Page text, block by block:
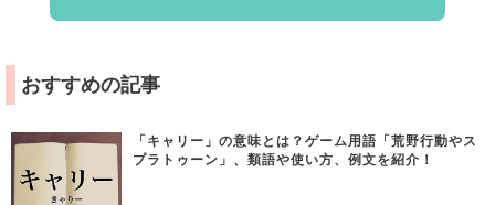
おすすめの記事
「キャリー」の意味とは？ゲーム用語「荒野行動やス
プラトゥーン」、類語や使い方、例文を紹介！